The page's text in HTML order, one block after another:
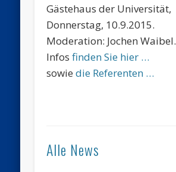
Gästehaus der Universität,
Donnerstag, 10.9.2015.
Moderation: Jochen Waibel.
Infosfinden Sie hier …
sowiedie Referenten …
Alle News